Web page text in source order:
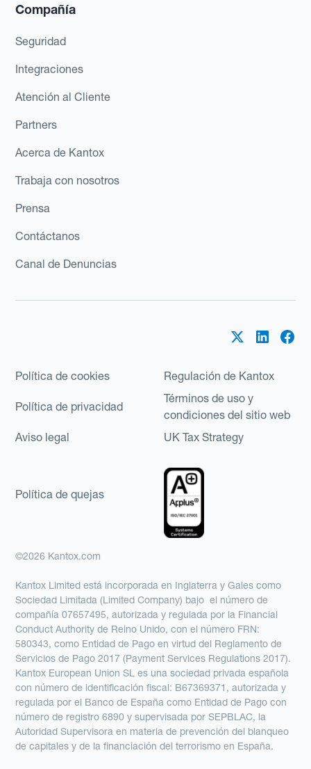
Compañía
Seguridad
Integraciones
Atención al Cliente
Partners
Acerca de Kantox
Trabaja con nosotros
Prensa
Contáctanos
Canal de Denuncias
Política de cookies Regulación de Kantox
Política de privacidad
Términos de uso y
condiciones del sitio web
Aviso legal
UK Tax Strategy
Política de quejas
©2026 Kantox.com
Kantox Limited está incorporada en Inglaterra y Gales como
Sociedad Limitada (Limited Company) bajo el número de
compañía 07657495, autorizada y regulada por la Financial
Conduct Authority de Reino Unido, con el número FRN:
580343, como Entidad de Pago en virtud del Reglamento de
Servicios de Pago 2017 (Payment Services Regulations 2017).
Kantox European Union SL es una sociedad privada española
con número de identificación fiscal: B67369371, autorizada y
regulada por el Banco de España como Entidad de Pago con
número de registro 6890 y supervisada por SEPBLAC, la
Autoridad Supervisora en materia de prevención del blanqueo
de capitales y de la financiación del terrorismo en España.